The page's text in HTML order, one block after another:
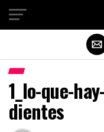
1_lo-que-
dientes